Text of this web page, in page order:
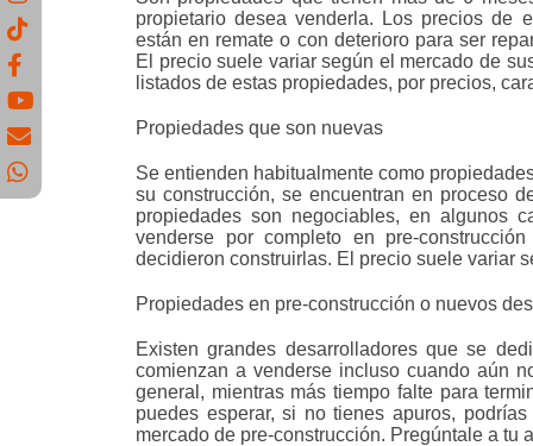
propietario desea venderla. Los precios de
están en remate o con deterioro para ser
El precio suele variar según el mercado de
listados de estas propiedades, por precios,
Propiedades que son nuevas
Se entienden habitualmente como
su construcción, se encuentran en proceso
propiedades son negociables, en algunos
venderse por completo en pre-
decidieron construirlas. El precio suele variar
Propiedades en pre-construcción o nuevos
Existen grandes desarrolladores que se
comienzan a venderse incluso cuando aún
general, mientras más tiempo falte para
puedes esperar, si no tienes apuros,
mercado de pre-construcción. Pregúntale a